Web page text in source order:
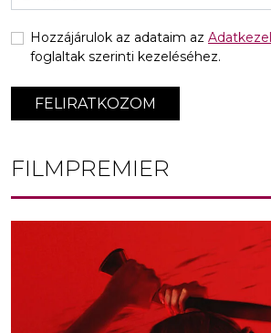
FELIRATKOZOM
Hozzájárulok az adataim az
foglaltak szerinti kezeléséhez.
FILMPREMIER